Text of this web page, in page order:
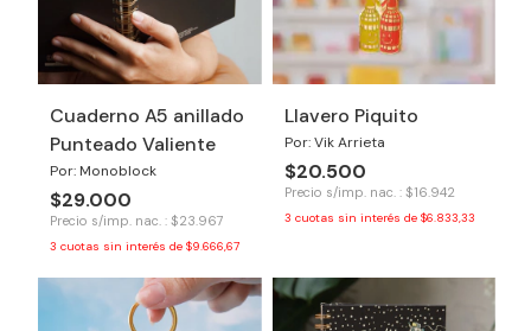
Cuaderno A5 anillado
Punteado Valiente
Por: Monoblock
$29.000
Precio s/imp. nac. : $23.967
3 cuotas sin interés de $9.666,67
Llavero Piquito
Por: Vik Arrieta
$20.500
Precio s/imp. nac. : $16.942
3 cuotas sin interés de $6.833,33